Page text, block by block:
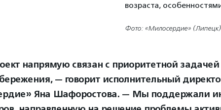
возраста,
Фото: «Милосердие» (Липецк)
напрямую связан с приоритетной задачей
— говорит исполнительный
Яна Шафоростова. — Мы поддержали